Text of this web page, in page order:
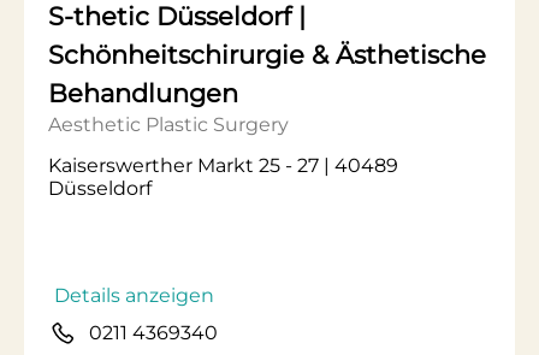
S-thetic Düsseldorf |
Schönheitschirurgie & Ästhetische
Behandlungen
Aesthetic Plastic Surgery
Kaiserswerther Markt 25 - 27 | 40489
Düsseldorf
Details anzeigen
0211 4369340